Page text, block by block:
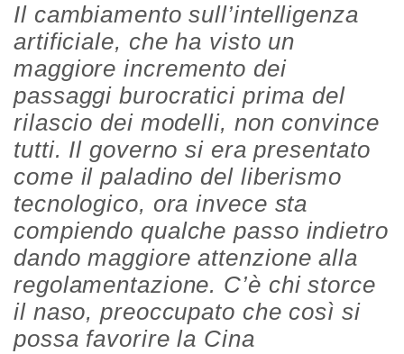
Il cambiamento sull’intelligenza
artificiale, che ha visto un
maggiore incremento dei
passaggi burocratici prima del
rilascio dei modelli, non convince
tutti. Il governo si era presentato
come il paladino del liberismo
tecnologico, ora invece sta
compiendo qualche passo indietro
dando maggiore attenzione alla
regolamentazione. C’è chi storce
il naso, preoccupato che così si
possa favorire la Cina